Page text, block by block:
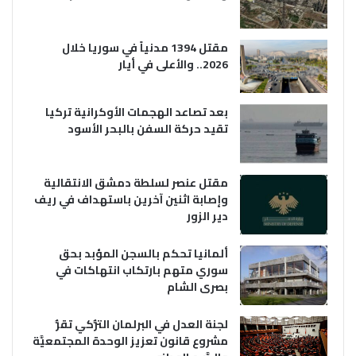
مقتل 1394 مدنياً في سوريا خلال
2026.. والأعلى في أيار
بعد تصاعد الهجمات الأوكرانية تركيا
تقيد حركة السفن بالبحر الأسود
مقتل عنصر لسلطة دمشق الانتقالية
وإصابة اثنين آخرين باستهداف في ريف
دير الزور
ألمانيا تحكم بالسجن المؤبد بحق
سوري متهم بارتكاب انتهاكات في
بصرى الشام
لجنة العدل في البرلمان التُّركي تقرُّ
مشروع قانون تعزيز الوحدة المجتمعيَّة